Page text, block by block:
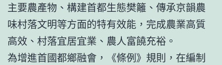
主要農產物、構建首都生態樊籬、傳承京韻農
味村落文明等方面的特有效能，完成農業高質
高效、村落宜居宜業、農人富饒充裕。
為增進首國都鄉融會，《條例》規則，在編制